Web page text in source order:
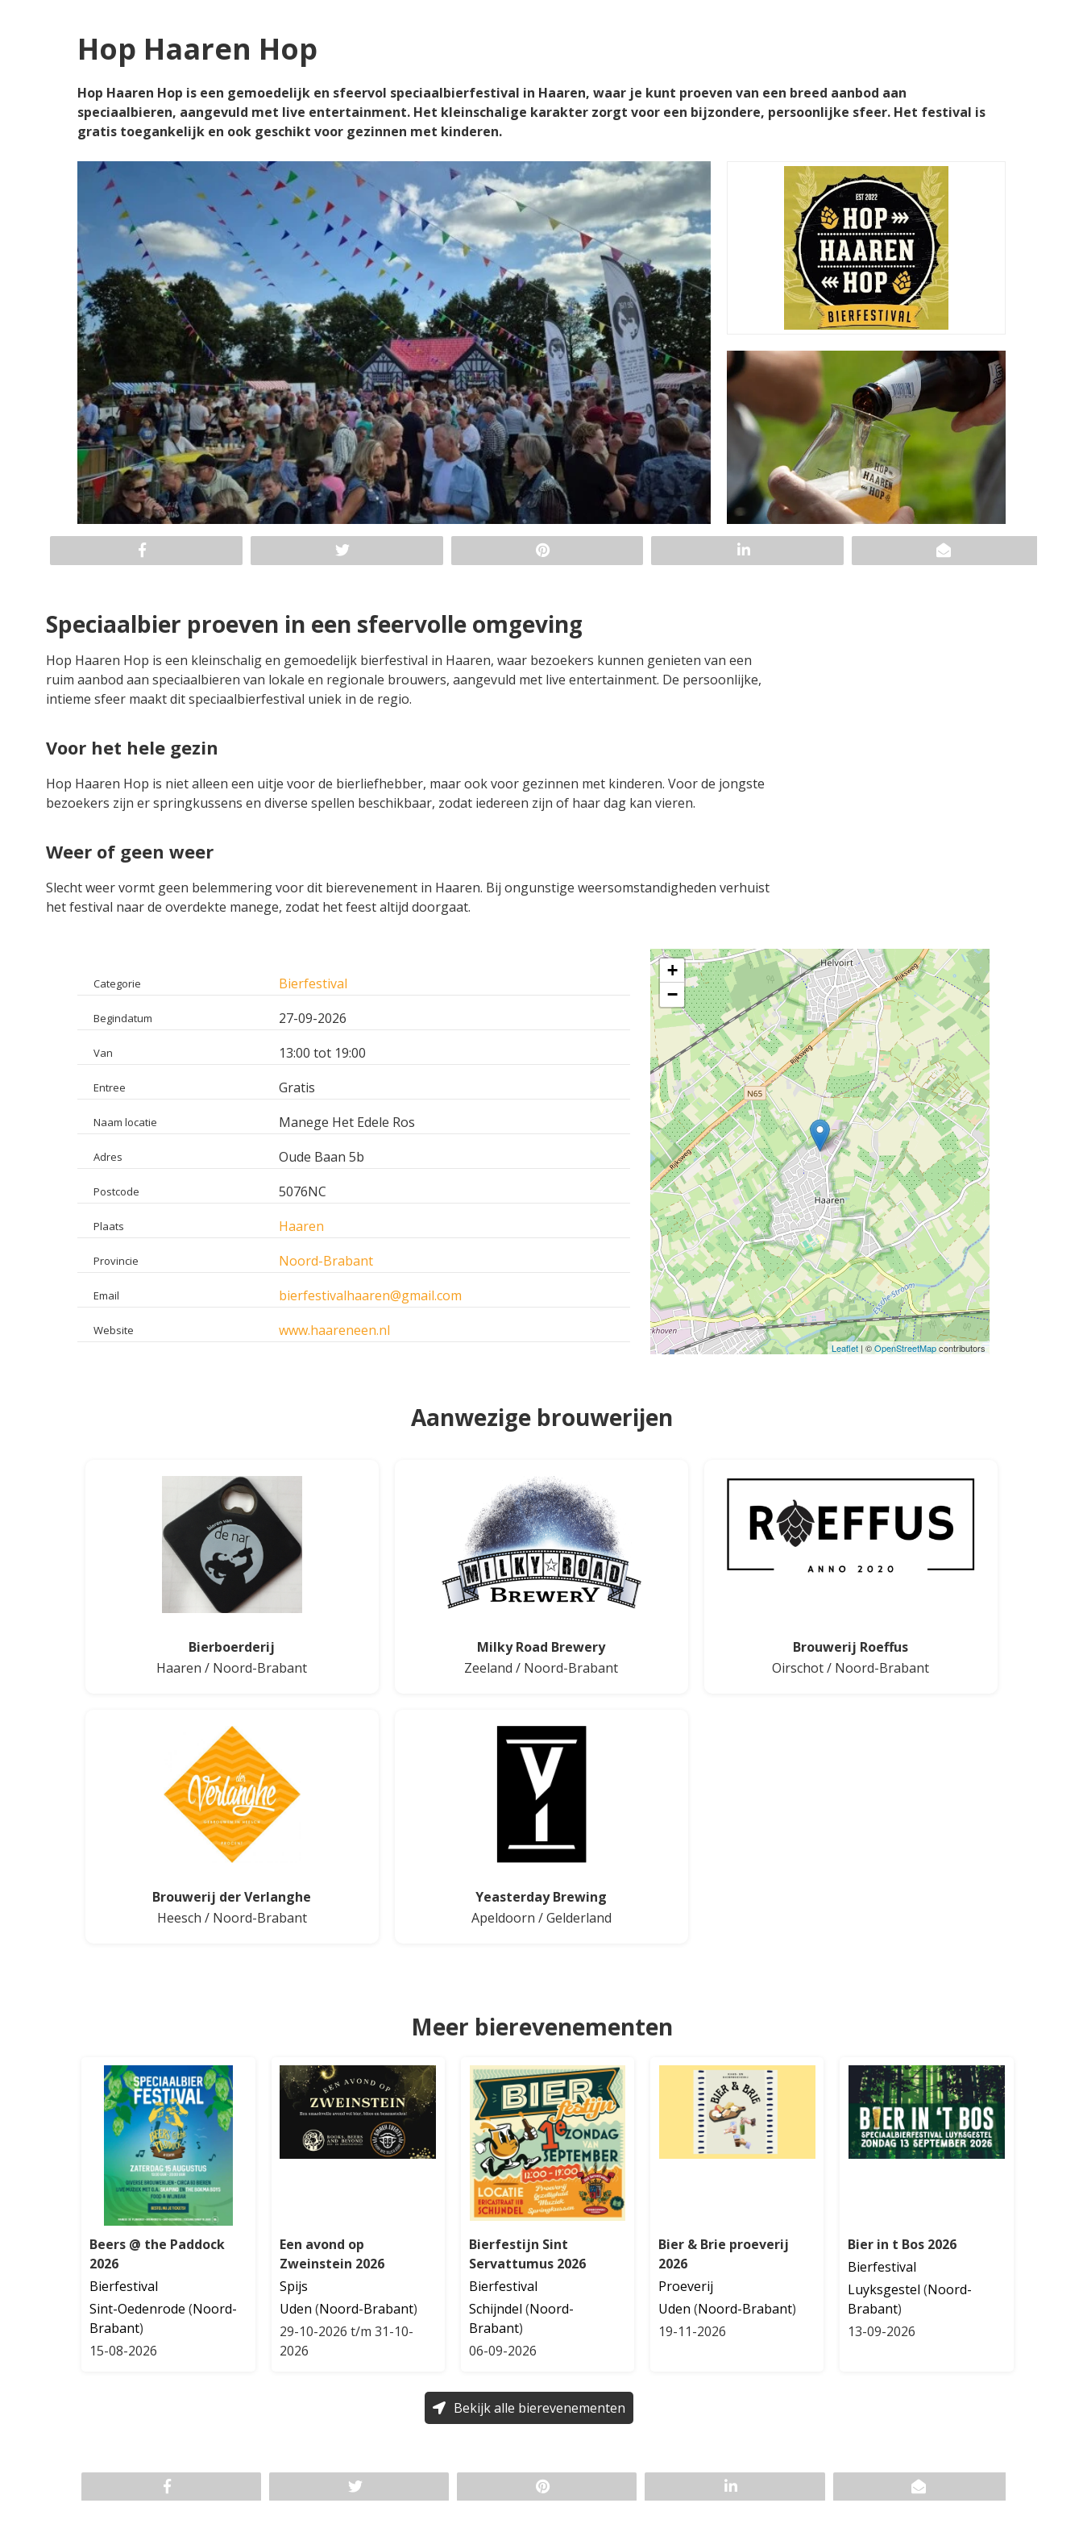
Hop Haaren Hop
Hop Haaren Hop is een gemoedelijk en sfeervol speciaalbierfestival in Haaren, waar je kunt proeven van een breed aanbod aan
speciaalbieren, aangevuld met live entertainment. Het kleinschalige karakter zorgt voor een bijzondere, persoonlijke sfeer. Het festival is
gratis toegankelijk en ook geschikt voor gezinnen met kinderen.
Speciaalbier proeven in een sfeervolle omgeving
Hop Haaren Hop is een kleinschalig en gemoedelijk bierfestival in Haaren, waar bezoekers kunnen genieten van een
ruim aanbod aan speciaalbieren van lokale en regionale brouwers, aangevuld met live entertainment. De persoonlijke,
intieme sfeer maakt dit speciaalbierfestival uniek in de regio.
Voor het hele gezin
Hop Haaren Hop is niet alleen een uitje voor de bierliefhebber, maar ook voor gezinnen met kinderen. Voor de jongste
bezoekers zijn er springkussens en diverse spellen beschikbaar, zodat iedereen zijn of haar dag kan vieren.
Weer of geen weer
Slecht weer vormt geen belemmering voor dit bierevenement in Haaren. Bij ongunstige weersomstandigheden verhuist
het festival naar de overdekte manege, zodat het feest altijd doorgaat.
Categorie Bierfestival
Begindatum 27-09-2026
Van 13:00 tot 19:00
Entree Gratis
Naam locatie Manege Het Edele Ros
Adres Oude Baan 5b
Postcode 5076NC
Plaats Haaren
Provincie Noord-Brabant
Email bierfestivalhaaren@gmail.com
Website www.haareneen.nl
+
−
Leaflet | ©OpenStreetMapcontributors
Aanwezige brouwerijen
Bierboerderij
Haaren / Noord-Brabant
Milky Road Brewery
Zeeland / Noord-Brabant
Brouwerij Roeffus
Oirschot/ Noord-Brabant
Brouwerij der Verlanghe
Heesch / Noord-Brabant
Yeasterday Brewing
Apeldoorn /Gelderland
Meer bierevenementen
Beers @ the Paddock
2026
Bierfestival
Sint-Oedenrode (Noord-
Brabant)
15-08-2026
Een avond op
Zweinstein 2026
Spijs
Uden (Noord-Brabant)
29-10-2026 t/m 31-10-
2026
Bierfestijn Sint
Servattumus 2026
Bierfestival
Schijndel (Noord-
Brabant)
06-09-2026
Bier & Brie proeverij
2026
Proeverij
Uden (Noord-Brabant)
19-11-2026
Bier in t Bos 2026
Bierfestival
Luyksgestel (Noord-
Brabant)
13-09-2026
Bekijk alle bierevenementen